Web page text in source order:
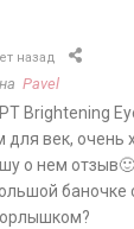
назад
Pavel
Brightening
век, очень
о нем
баночке